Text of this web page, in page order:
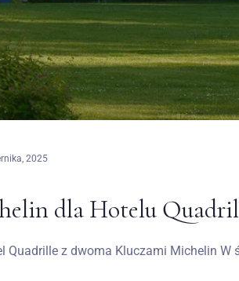
2025
dla Hotelu
Quadrille z dwoma Kluczami Michelin